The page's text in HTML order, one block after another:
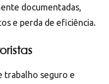
documentadas,
e perda de eficiência.
trabalho seguro e